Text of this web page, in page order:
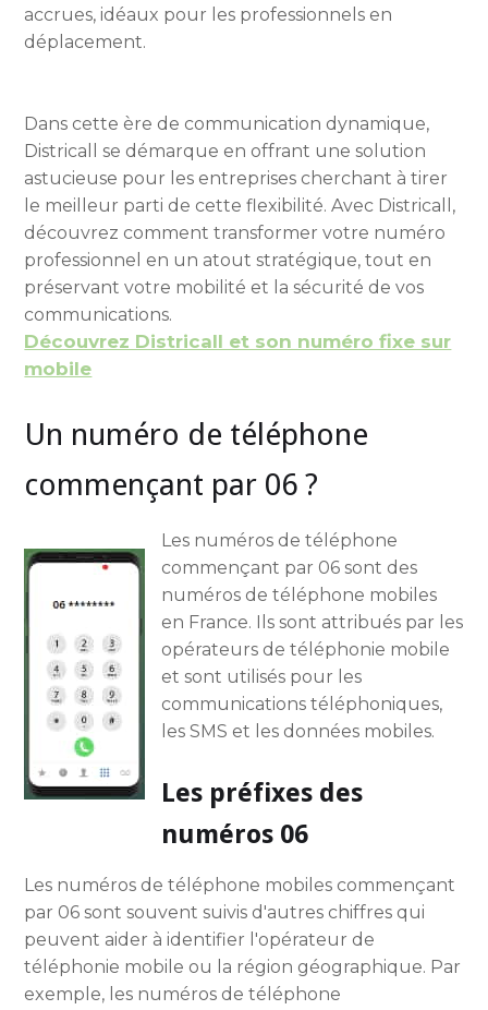
accrues, idéaux pour les professionnels en
déplacement.
Dans cette ère de communication dynamique,
Districall se démarque en offrant une solution
astucieuse pour les entreprises cherchant à tirer
le meilleur parti de cette flexibilité. Avec Districall,
découvrez comment transformer votre numéro
professionnel en un atout stratégique, tout en
préservant votre mobilité et la sécurité de vos
communications.
Découvrez Districall et son numéro fixe sur
mobile
Un numéro de téléphone
commençant par 06 ?
Les numéros de téléphone
commençant par 06 sont des
numéros de téléphone mobiles
en France. Ils sont attribués par les
opérateurs de téléphonie mobile
et sont utilisés pour les
communications téléphoniques,
les SMS et les données mobiles.
Les préfixes des
numéros 06
Les numéros de téléphone mobiles commençant
par 06 sont souvent suivis d'autres chiffres qui
peuvent aider à identifier l'opérateur de
téléphonie mobile ou la région géographique. Par
exemple, les numéros de téléphone